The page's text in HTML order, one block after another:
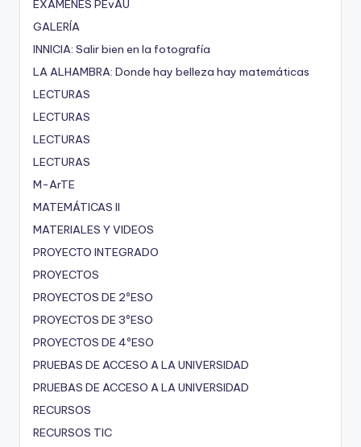
EXÁMENES PEvAU
GALERÍA
INNICIA: Salir bien en la fotografía
LA ALHAMBRA: Donde hay belleza hay matemáticas
LECTURAS
LECTURAS
LECTURAS
LECTURAS
M-ArTE
MATEMÁTICAS II
MATERIALES Y VIDEOS
PROYECTO INTEGRADO
PROYECTOS
PROYECTOS DE 2ºESO
PROYECTOS DE 3ºESO
PROYECTOS DE 4ºESO
PRUEBAS DE ACCESO A LA UNIVERSIDAD
PRUEBAS DE ACCESO A LA UNIVERSIDAD
RECURSOS
RECURSOS TIC